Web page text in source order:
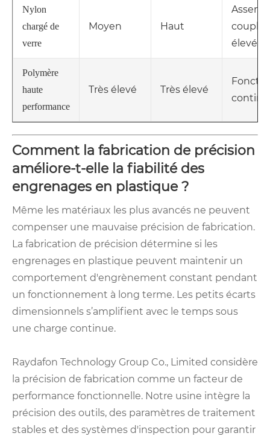
Nylon
chargé de
verre
Moyen Haut
couple
élevé
Polymère
haute
performance
Très élevé Très élevé
Comment la fabrication de précision
améliore-t-elle la fiabilité des
engrenages en plastique ?
Même les matériaux les plus avancés ne peuvent
compenser une mauvaise précision de fabrication.
La fabrication de précision détermine si les
engrenages en plastique peuvent maintenir un
comportement d'engrènement constant pendant
un fonctionnement à long terme. Les petits écarts
dimensionnels s’amplifient avec le temps sous
une charge continue.
Raydafon Technology Group Co., Limited considère
la précision de fabrication comme un facteur de
performance fonctionnelle. Notre usine intègre la
précision des outils, des paramètres de traitement
stables et des systèmes d'inspection pour garantir